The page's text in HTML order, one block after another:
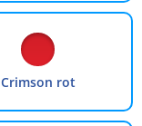
Crimson rot